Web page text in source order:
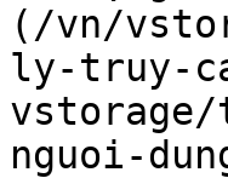
(/vn/
ly-truy-
nguoi-